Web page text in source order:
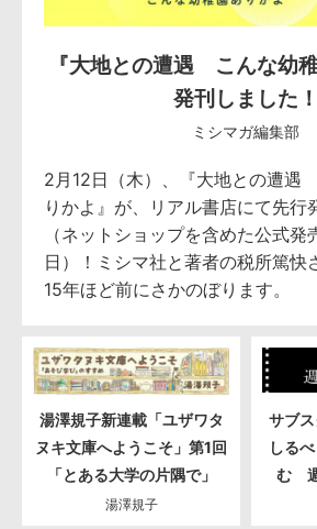
『大地との遭遇 こんな幼
発刊しました！
ミシマガ編集部
2月12日（木）、『大地との遭遇
りかよ』が、リアル書店にて先行
（ネットショップを含めた公式発
日）！ミシマ社と著者の税所篤快
15年ほど前にさかのぼります。
湯澤規子新連載「ユザワタ
ヌキ文庫へようこそ」第1回
「とある大学の片隅で」
湯澤規子
サブ
しる
む